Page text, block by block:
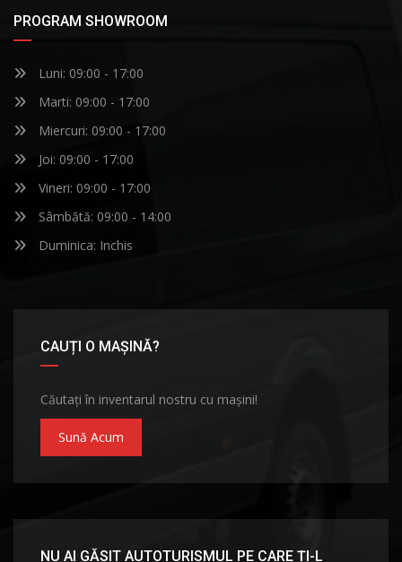
PROGRAM SHOWROOM
Luni: 09:00 - 17:00
Marti: 09:00 - 17:00
Miercuri: 09:00 - 17:00
Joi: 09:00 - 17:00
Vineri: 09:00 - 17:00
Sâmbătă: 09:00 - 14:00
Duminica: Inchis
CAUȚI O MAȘINĂ?
Căutați în inventarul nostru cu mașini!
Sună Acum
NU AI GĂSIT AUTOTURISMUL PE CARE ȚI-L